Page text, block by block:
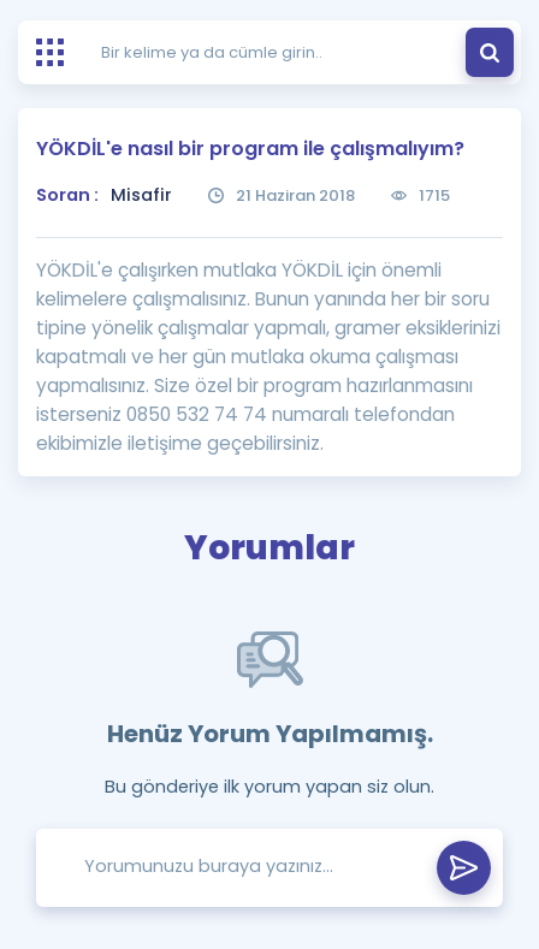
Ücretsiz Kaynaklar
Puan Hesaplama
Rehberlik Aracı
ÖSYM Sınav Takvimi
Kampanyalar
Blog
İngilizce Gramer
Blog
İngilizce Gramer
Hakkımızda
YÖKDİL'e nasıl bir program ile çalışmalıyım?
Soran : Misafir 21 Haziran 2018 1715
YÖKDİL'e çalışırken mutlaka YÖKDİL için önemli
kelimelere çalışmalısınız. Bunun yanında her bir soru
tipine yönelik çalışmalar yapmalı, gramer eksiklerinizi
kapatmalı ve her gün mutlaka okuma çalışması
yapmalısınız. Size özel bir program hazırlanmasını
isterseniz 0850 532 74 74 numaralı telefondan
ekibimizle iletişime geçebilirsiniz.
Yorumlar
Henüz Yorum Yapılmamış.
Bu gönderiye ilk yorum yapan siz olun.